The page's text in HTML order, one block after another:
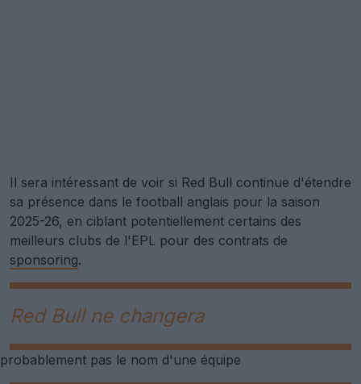
Il sera intéressant de voir si Red Bull continue d'étendre
sa présence dans le football anglais pour la saison
2025-26, en ciblant potentiellement certains des
meilleurs clubs de l'EPL pour des contrats de
sponsoring.
Red Bull ne changera
probablement pas le nom d'une équipe